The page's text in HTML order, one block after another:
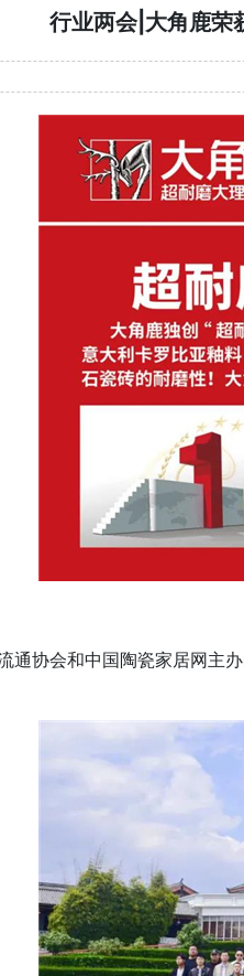
行业两会|大角鹿荣
协会和中国陶瓷家居网主办